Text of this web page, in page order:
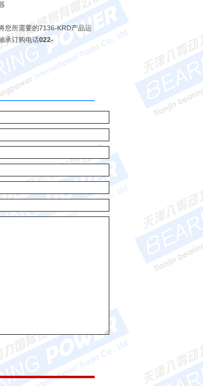
您所需要的7136-KRD产品运
承订购电话022-